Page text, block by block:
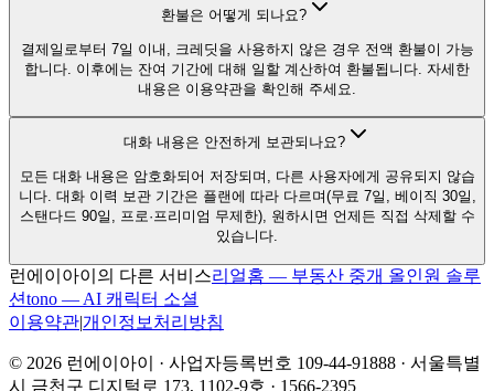
환불은 어떻게 되나요?
결제일로부터 7일 이내, 크레딧을 사용하지 않은 경우 전액 환불이 가능
합니다. 이후에는 잔여 기간에 대해 일할 계산하여 환불됩니다. 자세한
내용은 이용약관을 확인해 주세요.
대화 내용은 안전하게 보관되나요?
모든 대화 내용은 암호화되어 저장되며, 다른 사용자에게 공유되지 않습
니다. 대화 이력 보관 기간은 플랜에 따라 다르며(무료 7일, 베이직 30일,
스탠다드 90일, 프로·프리미엄 무제한), 원하시면 언제든 직접 삭제할 수
있습니다.
런에이아이의 다른 서비스리얼홈 — 부동산 중개 올인원 솔루
션tono — AI 캐릭터 소셜
이용약관|개인정보처리방침
© 2026 런에이아이 · 사업자등록번호 109-44-91888 · 서울특별
시 금천구 디지털로 173, 1102-9호 · 1566-2395